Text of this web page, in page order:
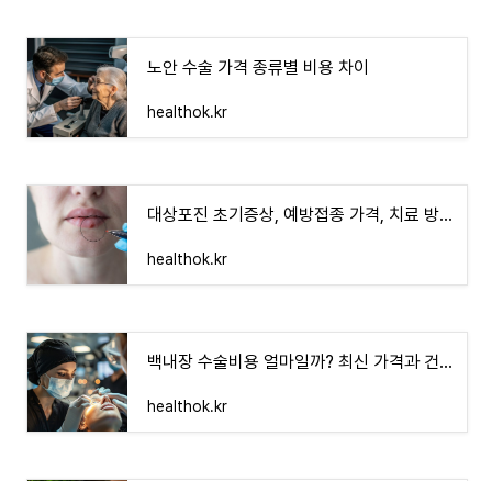
노안 수술 가격 종류별 비용 차이
healthok.kr
대상포진 초기증상, 예방접종 가격, 치료 방법 총정리
healthok.kr
백내장 수술비용 얼마일까? 최신 가격과 건강보험 혜택 정리
healthok.kr